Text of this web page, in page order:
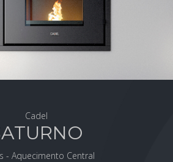
Cadel
- Aquecimento Central